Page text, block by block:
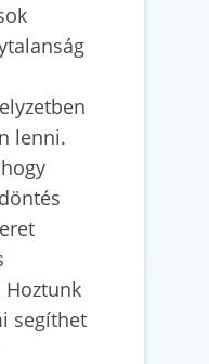
lenni.
Hoztunk
segíthet